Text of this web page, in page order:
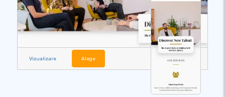
Vizualizare Alege